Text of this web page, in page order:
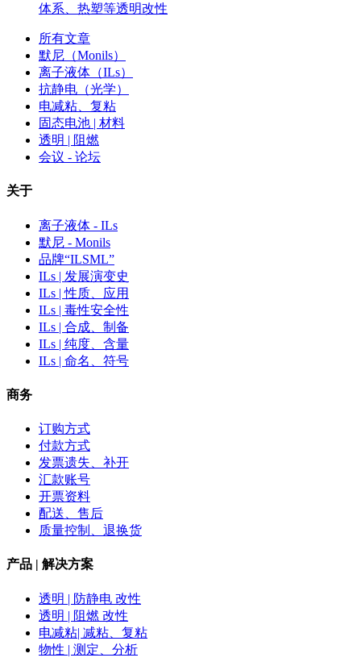
体系、热塑等透明改性
所有文章
默尼（Monils）
离子液体（ILs）
抗静电（光学）
电减粘、复粘
固态电池 | 材料
透明 | 阻燃
会议 - 论坛
关于
离子液体 - ILs
默尼 - Monils
品牌“ILSML”
ILs | 发展演变史
ILs | 性质、应用
ILs | 毒性安全性
ILs | 合成、制备
ILs | 纯度、含量
ILs | 命名、符号
商务
订购方式
付款方式
发票遗失、补开
汇款账号
开票资料
配送、售后
质量控制、退换货
产品 | 解决方案
透明 | 防静电 改性
透明 | 阻燃 改性
电减粘| 减粘、复粘
物性 | 测定、分析